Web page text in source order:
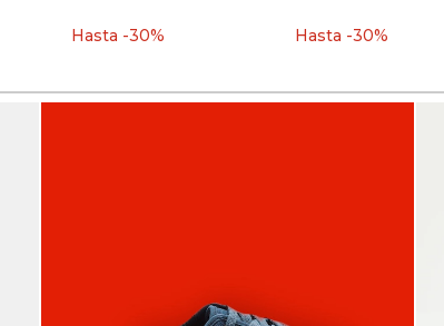
Hasta -30% Hasta -30%